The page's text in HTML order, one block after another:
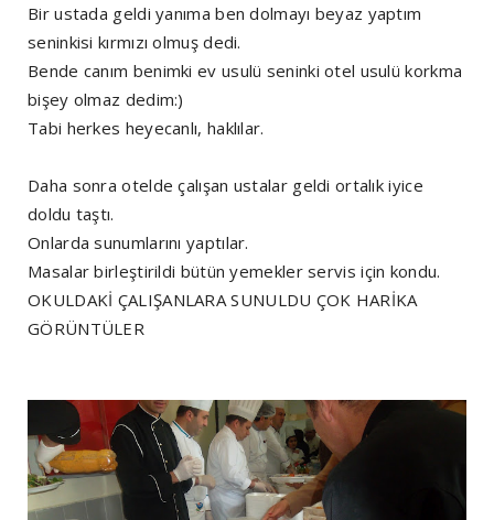
Bir ustada geldi yanıma ben dolmayı beyaz yaptım
seninkisi kırmızı olmuş dedi.
Bende canım benimki ev usulü seninki otel usulü korkma
bişey olmaz dedim:)
Tabi herkes heyecanlı, haklılar.
Daha sonra otelde çalışan ustalar geldi ortalık iyice
doldu taştı.
Onlarda sunumlarını yaptılar.
Masalar birleştirildi bütün yemekler servis için kondu.
OKULDAKİ ÇALIŞANLARA SUNULDU ÇOK HARİKA
GÖRÜNTÜLER